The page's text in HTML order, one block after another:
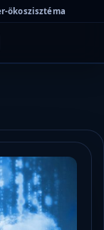
ökoszisztéma